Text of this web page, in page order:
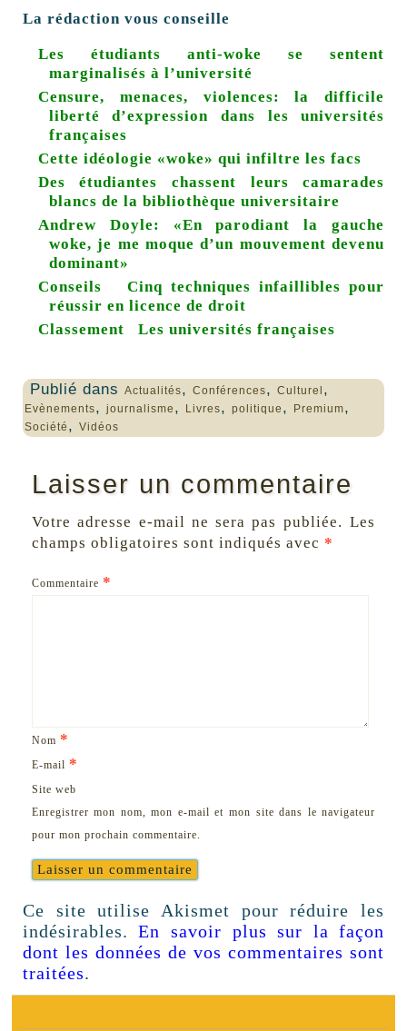
La rédaction vous conseille
Les étudiants anti-woke se sentent
marginalisés à l’université
Censure, menaces, violences: la difficile
liberté d’expression dans les universités
françaises
Cette idéologie «woke» qui infiltre les facs
Des étudiantes chassent leurs camarades
blancs de la bibliothèque universitaire
Andrew Doyle: «En parodiant la gauche
woke, je me moque d’un mouvement devenu
dominant»
Conseils
Cinq techniques infaillibles pour
réussir en licence de droit
Classement
Les universités françaises
Publié dans Actualités, Conférences, Culturel ,
Evènements, journalisme , Livres, politique , Premium,
Société , Vidéos
Laisser un commentaire
Votre adresse e-mail ne sera pas publiée. Les
champs obligatoires sont indiqués avec *
Commentaire *
Nom *
E-mail *
Site web
Enregistrer mon nom, mon e-mail et mon site dans le navigateur
pour mon prochain commentaire.
Ce site utilise Akismet pour réduire les
indésirables.En savoir plus sur la façon
dont les données de vos commentaires sont
traitées.